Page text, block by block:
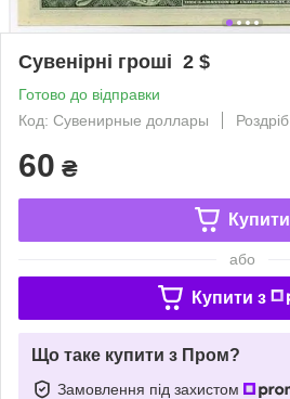
Сувенірні гроші 2 $
Готово до відправки
Код: Сувенирные доллары
Роздріб
60 ₴
Купити
або
Купити з
Що таке купити з Пром?
Замовлення під захистом